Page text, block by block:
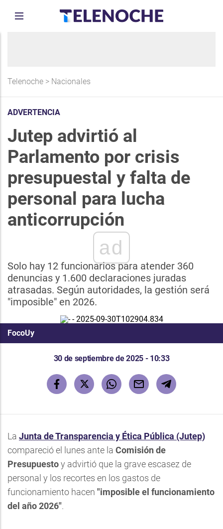
Telenoche > Nacionales
ADVERTENCIA
Jutep advirtió al
Parlamento por crisis
presupuestal y falta de
personal para lucha
anticorrupción
ad
Solo hay 12 funcionarios para atender 360
denuncias y 1.600 declaraciones juradas
atrasadas. Según autoridades, la gestión será
"imposible" en 2026.
FocoUy
30 de septiembre de 2025 - 10:33
La Junta de Transparencia y Ética Pública (Jutep)
compareció el lunes ante la Comisión de
Presupuestoy advirtió que la grave escasez de
personal y los recortes en los gastos de
funcionamiento hacen "imposible el funcionamiento
del año 2026".